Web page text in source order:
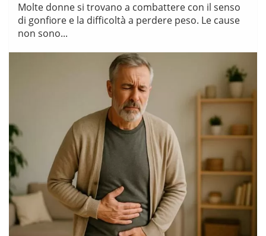
Molte donne si trovano a combattere con il senso
di gonfiore e la difficoltà a perdere peso. Le cause
non sono...